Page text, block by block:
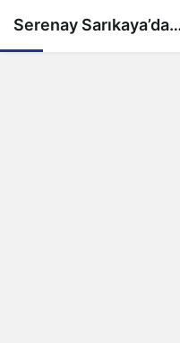
Serenay Sarıkaya’dan